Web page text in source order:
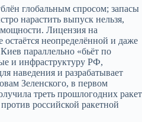
глобальным спросом; запасы
нарастить выпуск нельзя,
Лицензия на
неопределённой и даже
параллельно «бьёт по
и инфраструктуру РФ,
наведения и разрабатывает
Зеленского, в первом
треть прошлогодних ракет
российской ракетной